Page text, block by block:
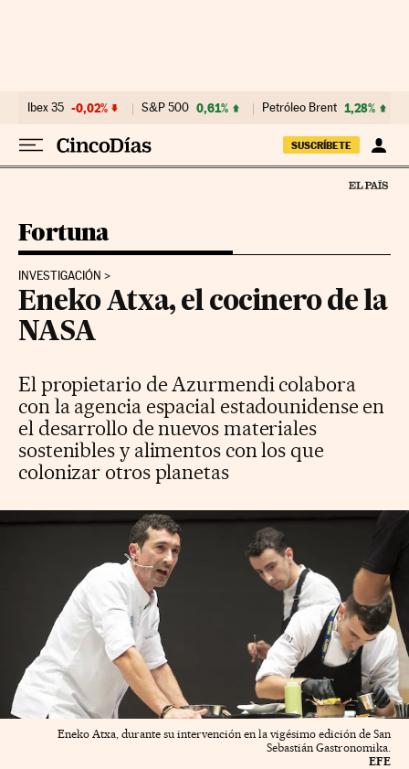
Ibex 35 -0,02% S&P 500 0,61% Petróleo Brent 1,28%
SUSCRÍBETE
Fortuna
INVESTIGACIÓN
Eneko Atxa, el cocinero de la
NASA
El propietario de Azurmendi colabora
con la agencia espacial estadounidense en
el desarrollo de nuevos materiales
sostenibles y alimentos con los que
colonizar otros planetas
Eneko Atxa, durante su intervención en la vigésimo edición de San
Sebastián Gastronomika.
EFE